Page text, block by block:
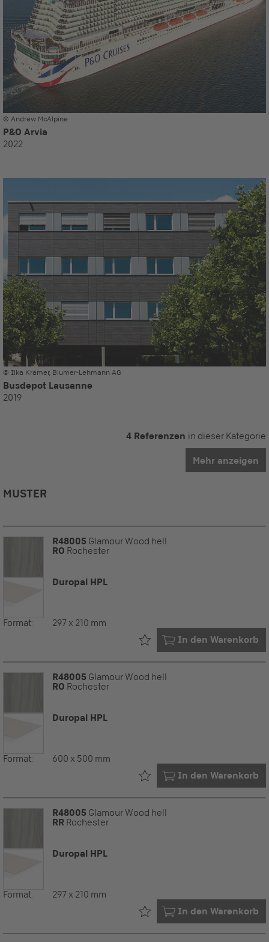
© Andrew McAlpine
P&O Arvia
2022
© Ilka Kramer, Blumer-Lehmann AG
Busdepot Lausanne
2019
4 Referenzen in dieser Kategorie
Mehr anzeigen
MUSTER
R48005 Glamour Wood hell
RO Rochester
Duropal HPL
Format: 297 x 210 mm
In den Warenkorb
Bereits in Ihrem
R48005 Glamour Wood hell
RO Rochester
Duropal HPL
Format: 600 x 500 mm
In den Warenkorb
Bereits in Ihrem
R48005 Glamour Wood hell
RR Rochester
Duropal HPL
Format: 297 x 210 mm
In den Warenkorb
Bereits in Ihrem